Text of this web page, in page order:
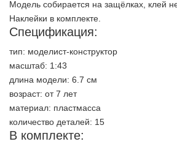
Модель собирается на защёлках, клей
Наклейки в комплекте.
Спецификация:
тип: моделист-конструктор
масштаб: 1:43
длина модели: 6.7 см
возраст: от 7 лет
материал: пластмасса
количество деталей: 15
В комплекте: